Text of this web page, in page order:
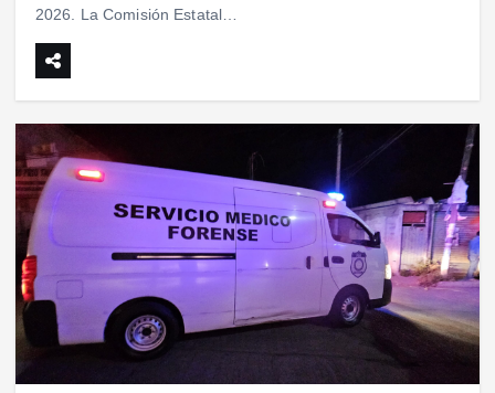
2026. La Comisión Estatal…